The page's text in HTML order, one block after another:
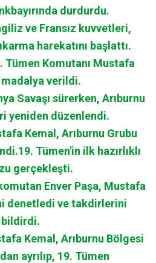
durdurdu.
ve Fransız kuvvetleri,
harekatını başlattı.
Tümen Komutanı Mustafa
madalya verildi.
Savaşı sürerken, Arıburnu
yeniden düzenlendi.
Kemal, Arıburnu Grubu
Tümen'in ilk hazırlıklı
gerçekleşti.
Enver Paşa, Mustafa
denetledi ve takdirlerini
bildirdi.
Kemal, Arıburnu Bölgesi
ayrılıp, 19. Tümen